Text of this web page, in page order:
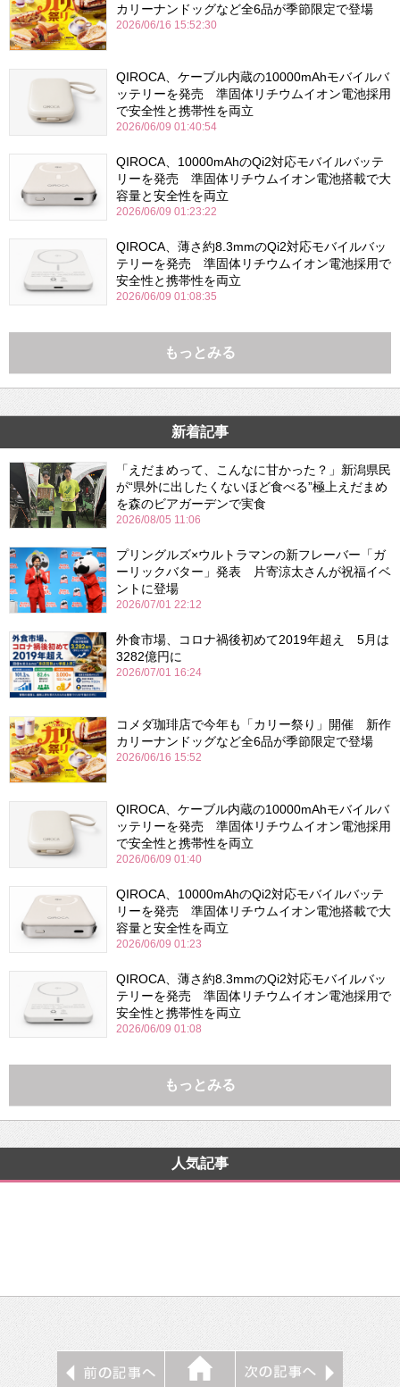
カリーナンドッグなど全6品が季節限定で登場
2026/06/16 15:52:30
QIROCA、ケーブル内蔵の10000mAhモバイルバ
ッテリーを発売 準固体リチウムイオン電池採用
で安全性と携帯性を両立
2026/06/09 01:40:54
QIROCA、10000mAhのQi2対応モバイルバッテ
リーを発売 準固体リチウムイオン電池搭載で大
容量と安全性を両立
2026/06/09 01:23:22
QIROCA、薄さ約8.3mmのQi2対応モバイルバッ
テリーを発売 準固体リチウムイオン電池採用で
安全性と携帯性を両立
2026/06/09 01:08:35
もっとみる
新着記事
「えだまめって、こんなに甘かった？」新潟県民
が“県外に出したくないほど食べる”極上えだまめ
を森のビアガーデンで実食
2026/08/05 11:06
プリングルズ×ウルトラマンの新フレーバー「ガ
ーリックバター」発表 片寄涼太さんが祝福イベ
ントに登場
2026/07/01 22:12
外食市場、コロナ禍後初めて2019年超え 5月は
3282億円に
2026/07/01 16:24
コメダ珈琲店で今年も「カリー祭り」開催 新作
カリーナンドッグなど全6品が季節限定で登場
2026/06/16 15:52
QIROCA、ケーブル内蔵の10000mAhモバイルバ
ッテリーを発売 準固体リチウムイオン電池採用
で安全性と携帯性を両立
2026/06/09 01:40
QIROCA、10000mAhのQi2対応モバイルバッテ
リーを発売 準固体リチウムイオン電池搭載で大
容量と安全性を両立
2026/06/09 01:23
QIROCA、薄さ約8.3mmのQi2対応モバイルバッ
テリーを発売 準固体リチウムイオン電池採用で
安全性と携帯性を両立
2026/06/09 01:08
もっとみる
人気記事